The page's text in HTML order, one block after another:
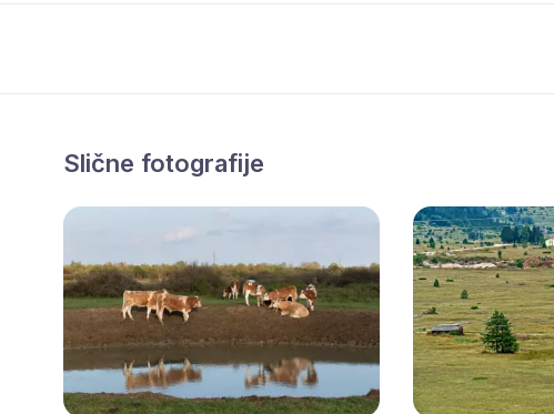
Slične fotografije